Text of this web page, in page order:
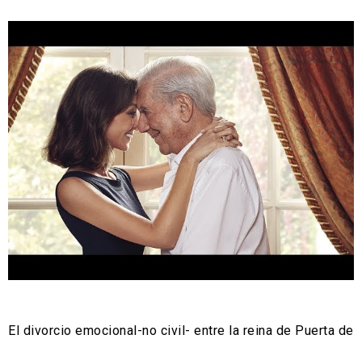
El divorcio emocional-no civil- entre la reina de Puerta de